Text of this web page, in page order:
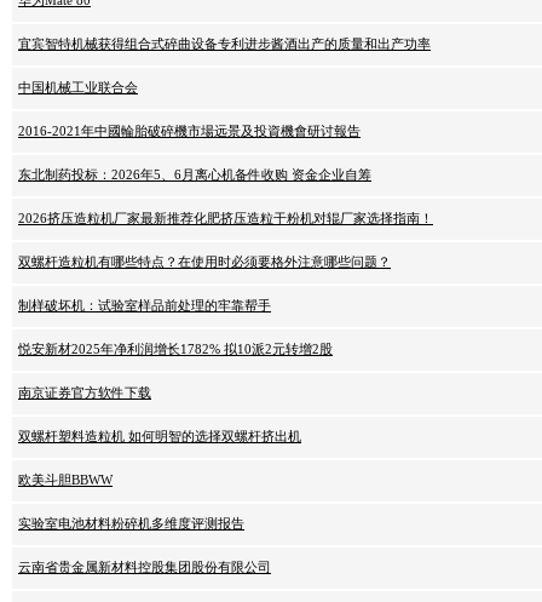
宜宾智特机械获得组合式碎曲设备专利进步酱酒出产的质量和出产功率
中国机械工业联合会
2016-2021年中國輪胎破碎機市場远景及投資機會研讨報告
东北制药投标：2026年5、6月离心机备件收购 资金企业自筹
2026挤压造粒机厂家最新推荐化肥挤压造粒干粉机对辊厂家选择指南！
双螺杆造粒机有哪些特点？在使用时必须要格外注意哪些问题？
制样破坏机：试验室样品前处理的牢靠帮手
悦安新材2025年净利润增长1782% 拟10派2元转增2股
南京证券官方软件下载
双螺杆塑料造粒机 如何明智的选择双螺杆挤出机
欧美斗胆BBWW
实验室电池材料粉碎机多维度评测报告
云南省贵金属新材料控股集团股份有限公司